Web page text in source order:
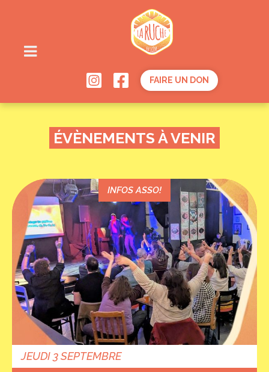
FAIRE UN DON
ÉVÈNEMENTS À VENIR
INFOS ASSO!
JEUDI 3 SEPTEMBRE